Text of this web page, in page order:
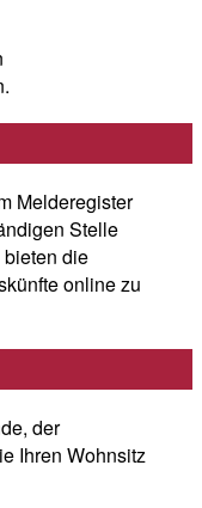
Melderegister
Stelle
die
online zu
der
Ihren Wohnsitz